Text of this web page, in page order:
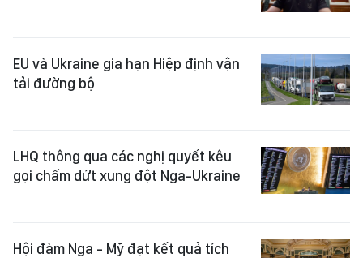
EU và Ukraine gia hạn Hiệp định vận
tải đường bộ
LHQ thông qua các nghị quyết kêu
gọi chấm dứt xung đột Nga-Ukraine
Hội đàm Nga - Mỹ đạt kết quả tích